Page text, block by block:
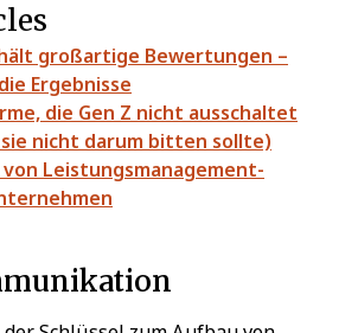
großartige Bewertungen –
Ergebnisse
die Gen Z nicht ausschaltet
sie nicht darum bitten sollte)
Leistungsmanagement-